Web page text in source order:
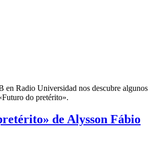
en Radio Universidad nos descubre algunos
do pretérito».
de Alysson Fábio